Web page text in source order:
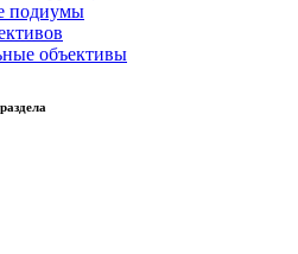
подиумы
объективы